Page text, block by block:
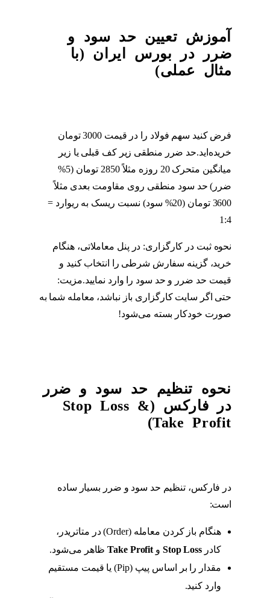
آموزش تعیین حد سود و
ضرر در بورس ایران (با
مثال عملی)
فرض کنید سهم فولاد را در قیمت 3000 تومان
خریده‌اید.حد ضرر منطقی زیر کف قبلی یا زیر
میانگین متحرک 20 روزه مثلاً 2850 تومان (5%
ضرر) حد سود منطقی روی مقاومت بعدی مثلاً
3600 تومان (20% سود) نسبت ریسک به ریوارد =
1:4
نحوه ثبت در کارگزاری: در پنل معاملاتی، هنگام
خرید، گزینه سفارش شرطی را انتخاب کنید و
قیمت حد ضرر و حد سود را وارد نمایید.مزیت:
حتی اگر سایت کارگزاری باز نباشد، معامله شما به
صورت خودکار بسته می‌شود!
نحوه تنظیم حد سود و ضرر
در فارکس (Stop Loss &
Take Profit)
در فارکس، تنظیم حد سود و ضرر بسیار ساده
است:
هنگام باز کردن معامله (Order) در متاتریدر،
کادر Stop Loss و Take Profitظاهر می‌شود.
مقدار را بر اساس پیپ (Pip) یا قیمت مستقیم
وارد کنید.